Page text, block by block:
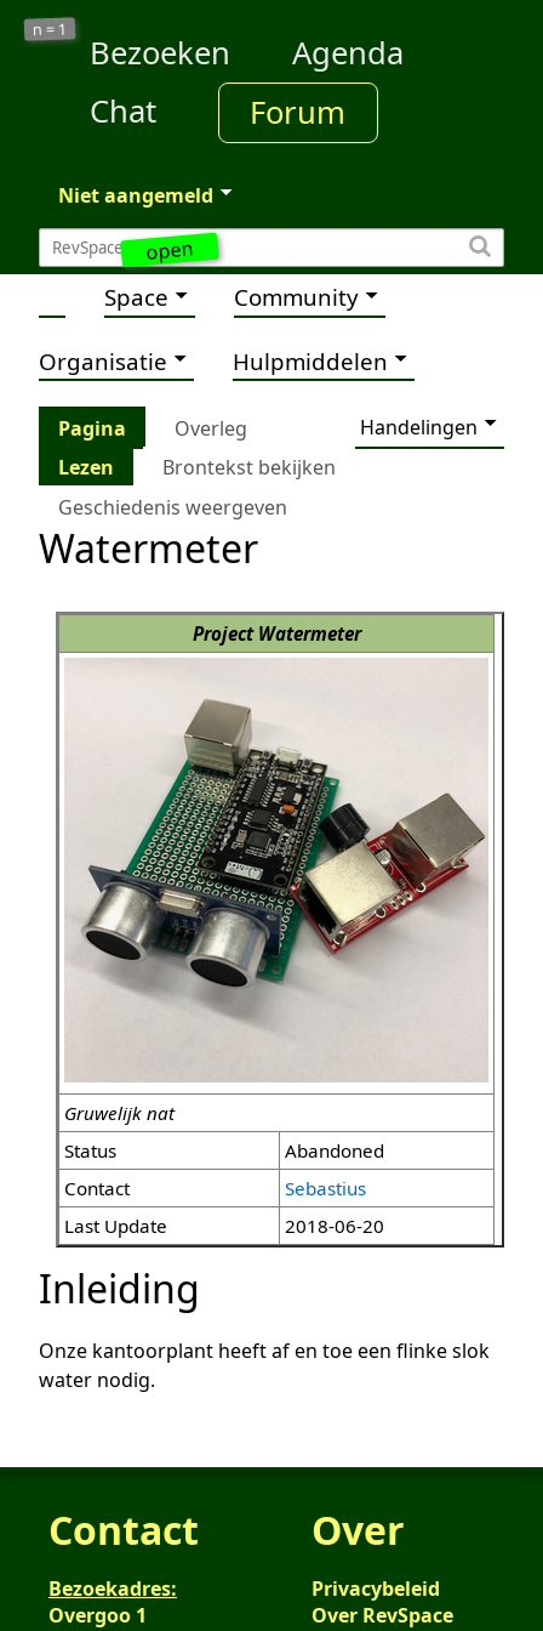
open
n = 1
Bezoeken
Agenda
Chat
Forum
Niet aangemeld
Space Community
Organisatie Hulpmiddelen
Pagina Overleg
Handelingen
Lezen
Brontekst bekijken
Geschiedenis weergeven
Watermeter
Project Watermeter
Gruwelijk nat
Status
Abandoned
Contact
Sebastius
Last Update
2018-06-20
Inleiding
Onze kantoorplant heeft af en toe een flinke slok
water nodig.
Contact
Bezoekadres:
Overgoo 1
Over
Privacybeleid
Over RevSpace